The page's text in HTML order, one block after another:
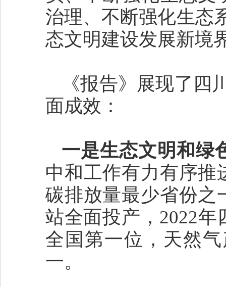
治理、不断强化生态
态文明建设发展新境
《报告》展现了
面成效：
一是生态文明和绿
中和工作有力有序推
碳排放量最少省份之
站全面投产，2022
全国第一位，天然
一。